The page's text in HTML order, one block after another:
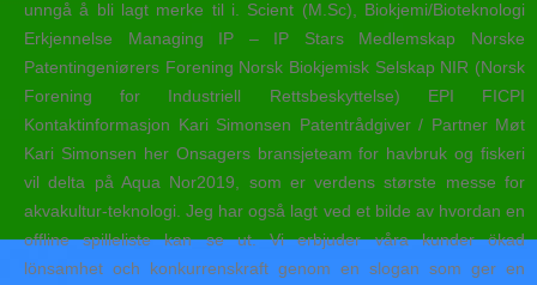
unngå å bli lagt merke til i. Scient (M.Sc), Biokjemi/Bioteknologi
Erkjennelse Managing IP – IP Stars Medlemskap Norske
Patentingeniørers Forening Norsk Biokjemisk Selskap NIR (Norsk
Forening for Industriell Rettsbeskyttelse) EPI FICPI
Kontaktinformasjon Kari Simonsen Patentrådgiver / Partner Møt
Kari Simonsen her Onsagers bransjeteam for havbruk og fiskeri
vil delta på Aqua Nor2019, som er verdens største messe for
akvakultur-teknologi. Jeg har også lagt ved et bilde av hvordan en
offline spilleliste kan se ut. Vi erbjuder våra kunder ökad
lönsamhet och konkurrenskraft genom en slogan som ger en